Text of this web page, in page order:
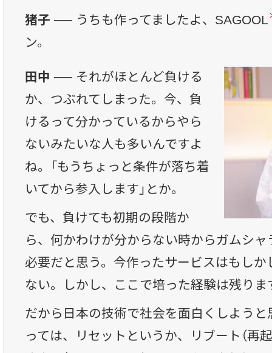
猪子 ── うちも作ってましたよ、SAGOOL
ン。
田中 ── それがほとんど負ける
か、つぶれてしまった。今、負
けるって分かっているからやら
ないみたいな人も多いんですよ
ね。「もうちょっと条件が落ち着
いてから参入します」とか。
でも、負けても初期の段階か
ら、何かわけが分からない時からガムシ
必要だと思う。今作ったサービスはもし
ない。しかし、ここで培った経験は残りま
だから日本の技術で社会を面白くしよう
っては、リセットというか、リブート（再